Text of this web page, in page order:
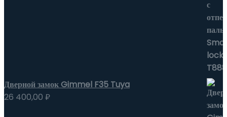
Дверной замок Gimmel F35 Tuya
26 400,00 ₽